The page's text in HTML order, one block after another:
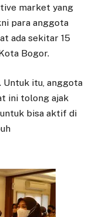
market yang
para anggota
ada sekitar 15
Bogor.
Untuk itu, anggota
ini tolong ajak
bisa aktif di